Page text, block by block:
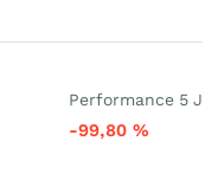
Performance 5 J
-99,80 %